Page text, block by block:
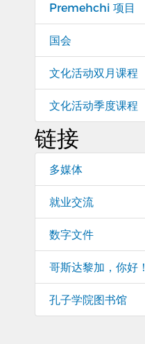
Premehchi 项目
国会
文化活动双月课程
文化活动季度课程
链接
多媒体
就业交流
数字文件
哥斯达黎加，你好！
孔子学院图书馆